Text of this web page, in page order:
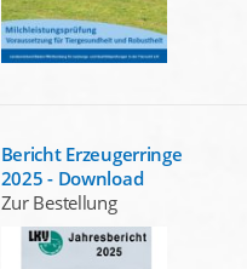
Bericht Erzeugerringe
2025 - Download
Zur Bestellung